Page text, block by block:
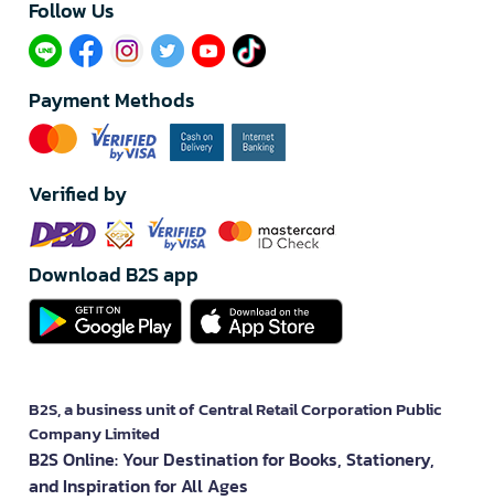
Follow Us​
Payment Methods
Verified by
Download B2S app
B2S, a business unit of Central Retail Corporation Public
Company Limited
B2S Online: Your Destination for Books, Stationery,
and Inspiration for All Ages